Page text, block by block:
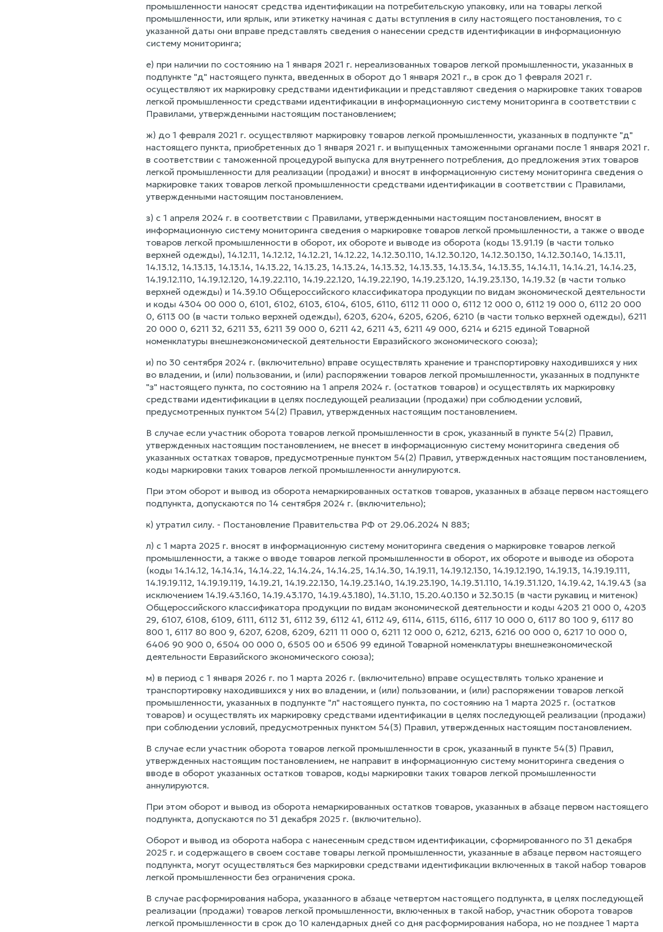
промышленности наносят средства идентификации на потребительскую упаковку, или на товары легкой
промышленности, или ярлык, или этикетку начиная с даты вступления в силу настоящего постановления, то с
указанной даты они вправе представлять сведения о нанесении средств идентификации в информационную
систему мониторинга;
е) при наличии по состоянию на 1 января 2021 г. нереализованных товаров легкой промышленности, указанных в
подпункте "д" настоящего пункта, введенных в оборот до 1 января 2021 г., в срок до 1 февраля 2021 г.
осуществляют их маркировку средствами идентификации и представляют сведения о маркировке таких товаров
легкой промышленности средствами идентификации в информационную систему мониторинга в соответствии с
Правилами, утвержденными настоящим постановлением;
ж) до 1 февраля 2021 г. осуществляют маркировку товаров легкой промышленности, указанных в подпункте "д"
настоящего пункта, приобретенных до 1 января 2021 г. и выпущенных таможенными органами после 1 января 2021 г.
в соответствии с таможенной процедурой выпуска для внутреннего потребления, до предложения этих товаров
легкой промышленности для реализации (продажи) и вносят в информационную систему мониторинга сведения о
маркировке таких товаров легкой промышленности средствами идентификации в соответствии с Правилами,
утвержденными настоящим постановлением.
з) с 1 апреля 2024 г. в соответствии с Правилами, утвержденными настоящим постановлением, вносят в
информационную систему мониторинга сведения о маркировке товаров легкой промышленности, а также о вводе
товаров легкой промышленности в оборот, их обороте и выводе из оборота (коды 13.91.19 (в части только
верхней одежды), 14.12.11, 14.12.12, 14.12.21, 14.12.22, 14.12.30.110, 14.12.30.120, 14.12.30.130, 14.12.30.140, 14.13.11,
14.13.12, 14.13.13, 14.13.14, 14.13.22, 14.13.23, 14.13.24, 14.13.32, 14.13.33, 14.13.34, 14.13.35, 14.14.11, 14.14.21, 14.14.23,
14.19.12.110, 14.19.12.120, 14.19.22.110, 14.19.22.120, 14.19.22.190, 14.19.23.120, 14.19.23.130, 14.19.32 (в части только
верхней одежды) и 14.39.10 Общероссийского классификатора продукции по видам экономической деятельности
и коды 4304 00 000 0, 6101, 6102, 6103, 6104, 6105, 6110, 6112 11 000 0, 6112 12 000 0, 6112 19 000 0, 6112 20 000
0, 6113 00 (в части только верхней одежды), 6203, 6204, 6205, 6206, 6210 (в части только верхней одежды), 6211
20 000 0, 6211 32, 6211 33, 6211 39 000 0, 6211 42, 6211 43, 6211 49 000, 6214 и 6215 единой Товарной
номенклатуры внешнеэкономической деятельности Евразийского экономического союза);
и) по 30 сентября 2024 г. (включительно) вправе осуществлять хранение и транспортировку находившихся у них
во владении, и (или) пользовании, и (или) распоряжении товаров легкой промышленности, указанных в подпункте
"з" настоящего пункта, по состоянию на 1 апреля 2024 г. (остатков товаров) и осуществлять их маркировку
средствами идентификации в целях последующей реализации (продажи) при соблюдении условий,
предусмотренных пунктом 54(2) Правил, утвержденных настоящим постановлением.
В случае если участник оборота товаров легкой промышленности в срок, указанный в пункте 54(2) Правил,
утвержденных настоящим постановлением, не внесет в информационную систему мониторинга сведения об
указанных остатках товаров, предусмотренные пунктом 54(2) Правил, утвержденных настоящим постановлением,
коды маркировки таких товаров легкой промышленности аннулируются.
При этом оборот и вывод из оборота немаркированных остатков товаров, указанных в абзаце первом настоящего
подпункта, допускаются по 14 сентября 2024 г. (включительно);
к) утратил силу. - Постановление Правительства РФ от 29.06.2024 N 883;
л) с 1 марта 2025 г. вносят в информационную систему мониторинга сведения о маркировке товаров легкой
промышленности, а также о вводе товаров легкой промышленности в оборот, их обороте и выводе из оборота
(коды 14.14.12, 14.14.14, 14.14.22, 14.14.24, 14.14.25, 14.14.30, 14.19.11, 14.19.12.130, 14.19.12.190, 14.19.13, 14.19.19.111,
14.19.19.112, 14.19.19.119, 14.19.21, 14.19.22.130, 14.19.23.140, 14.19.23.190, 14.19.31.110, 14.19.31.120, 14.19.42, 14.19.43 (за
исключением 14.19.43.160, 14.19.43.170, 14.19.43.180), 14.31.10, 15.20.40.130 и 32.30.15 (в части рукавиц и митенок)
Общероссийского классификатора продукции по видам экономической деятельности и коды 4203 21 000 0, 4203
29, 6107, 6108, 6109, 6111, 6112 31, 6112 39, 6112 41, 6112 49, 6114, 6115, 6116, 6117 10 000 0, 6117 80 100 9, 6117 80
800 1, 6117 80 800 9, 6207, 6208, 6209, 6211 11 000 0, 6211 12 000 0, 6212, 6213, 6216 00 000 0, 6217 10 000 0,
6406 90 900 0, 6504 00 000 0, 6505 00 и 6506 99 единой Товарной номенклатуры внешнеэкономической
деятельности Евразийского экономического союза);
м) в период с 1 января 2026 г. по 1 марта 2026 г. (включительно) вправе осуществлять только хранение и
транспортировку находившихся у них во владении, и (или) пользовании, и (или) распоряжении товаров легкой
промышленности, указанных в подпункте "л" настоящего пункта, по состоянию на 1 марта 2025 г. (остатков
товаров) и осуществлять их маркировку средствами идентификации в целях последующей реализации (продажи)
при соблюдении условий, предусмотренных пунктом 54(3) Правил, утвержденных настоящим постановлением.
В случае если участник оборота товаров легкой промышленности в срок, указанный в пункте 54(3) Правил,
утвержденных настоящим постановлением, не направит в информационную систему мониторинга сведения о
вводе в оборот указанных остатков товаров, коды маркировки таких товаров легкой промышленности
аннулируются.
При этом оборот и вывод из оборота немаркированных остатков товаров, указанных в абзаце первом настоящего
подпункта, допускаются по 31 декабря 2025 г. (включительно).
Оборот и вывод из оборота набора с нанесенным средством идентификации, сформированного по 31 декабря
2025 г. и содержащего в своем составе товары легкой промышленности, указанные в абзаце первом настоящего
подпункта, могут осуществляться без маркировки средствами идентификации включенных в такой набор товаров
легкой промышленности без ограничения срока.
В случае расформирования набора, указанного в абзаце четвертом настоящего подпункта, в целях последующей
реализации (продажи) товаров легкой промышленности, включенных в такой набор, участник оборота товаров
легкой промышленности в срок до 10 календарных дней со дня расформирования набора, но не позднее 1 марта